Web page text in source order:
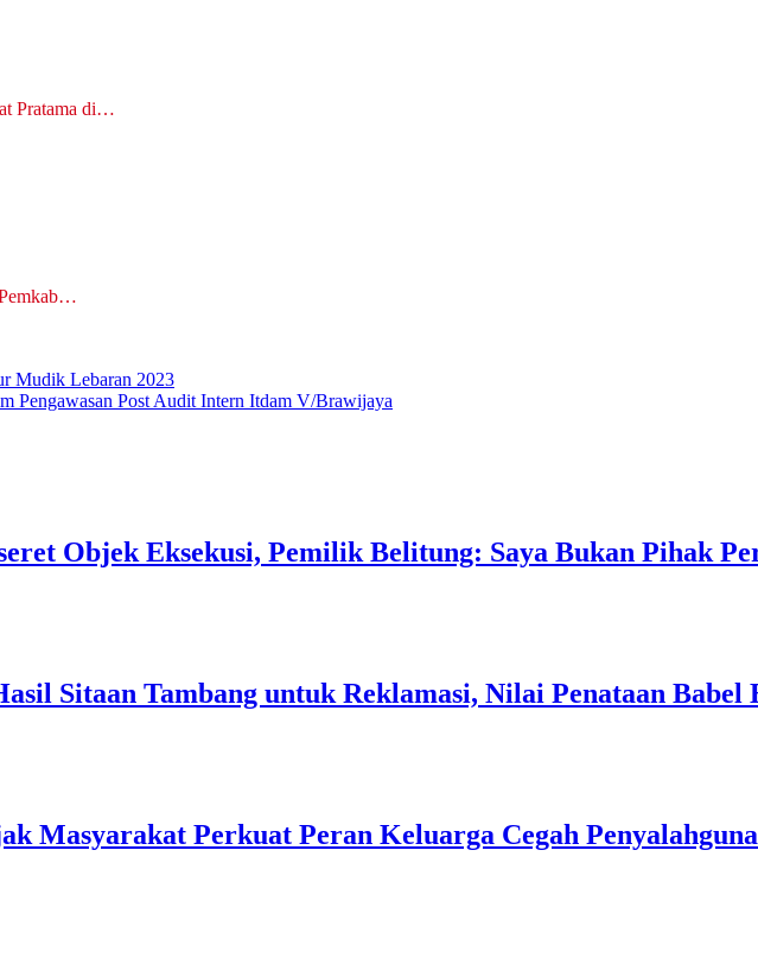
Pratama di…
Mudik Lebaran 2023
Pengawasan Post Audit Intern Itdam V/Brawijaya
Objek Eksekusi, Pemilik Belitung: Saya Bukan Pihak
Sitaan Tambang untuk Reklamasi, Nilai Penataan Babel
Masyarakat Perkuat Peran Keluarga Cegah